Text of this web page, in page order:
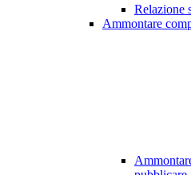
Relazione
Ammontare